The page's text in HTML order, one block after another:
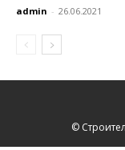
admin - 26.06.2021
©